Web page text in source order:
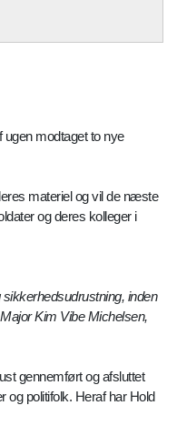
modtaget to nye
materiel og vil de næste
og deres kolleger i
inden
Kim Vibe Michelsen,
gennemført og afsluttet
og politifolk. Heraf har Hold